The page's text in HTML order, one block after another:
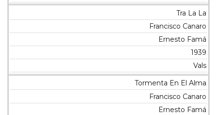
Tra La La
Francisco Canaro
Ernesto Famá
1939
Vals
Tormenta En El Alma
Francisco Canaro
Ernesto Famá